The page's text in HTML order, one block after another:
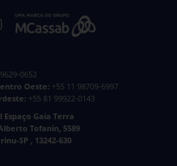
0652
Oeste: +55 11 98709-6997
+55 81 99922-0143
Gaia Terra
Tofanin, 5589
SP , 13242-630